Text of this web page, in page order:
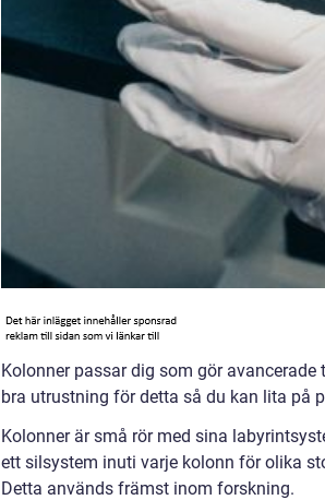
Kolonner passar dig som gör
bra utrustning för detta så du kan lita på
Kolonner är små rör med sina
ett silsystem inuti varje kolonn för olika
Detta används främst inom forskning.